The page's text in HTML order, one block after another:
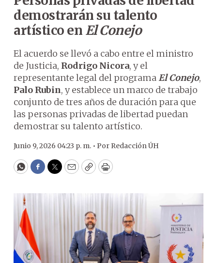
demostrarán su talento
artístico en El Conejo
El acuerdo se llevó a cabo entre el ministro
de Justicia, Rodrigo Nicora, y el
representante legal del programaEl Conejo,
Palo Rubin, y establece un marco de trabajo
conjunto de tres años de duración para que
las personas privadas de libertad puedan
demostrar su talento artístico.
Junio 9, 2026 04:23 p. m. • Por Redacción ÚH
WhatsApp
Facebook
Twitter
EmailCopyPrint